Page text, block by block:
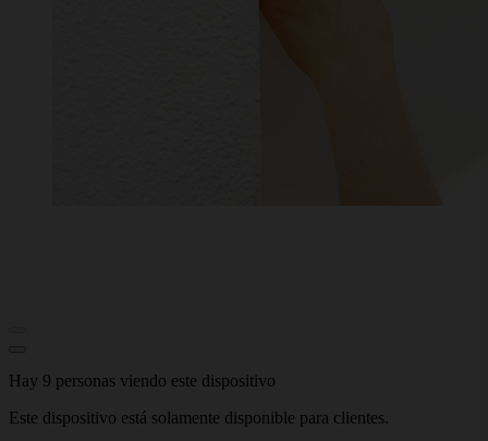
Hay 9 personas viendo este dispositivo
Este dispositivo está solamente disponible para clientes.